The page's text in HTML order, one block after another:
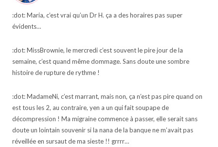
:dot: Maria, c’est vrai qu’un Dr H. ça a des horaires pas super
évidents…
:dot: MissBrownie, le mercredi c’est souvent le pire jour de la
semaine, c’est quand même dommage. Sans doute une sombre
histoire de rupture de rythme !
:dot: MadameNi, c’est marrant, mais non, ça n’est pas pire quand on
est tous les 2, au contraire, yen a un qui fait soupape de
décompression ! Ma migraine commence à passer, elle serait sans
doute un lointain souvenir si la nana de la banque ne m’avait pas
réveillée en sursaut de ma sieste !! grrrr…